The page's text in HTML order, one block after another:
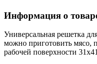
Информация о
Универсальная решетка
можно приготовить мясо,
рабочей поверхности